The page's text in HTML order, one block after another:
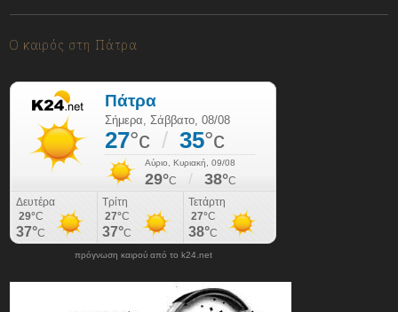
Ο καιρός στη Πάτρα
πρόγνωση καιρού από το k24.net